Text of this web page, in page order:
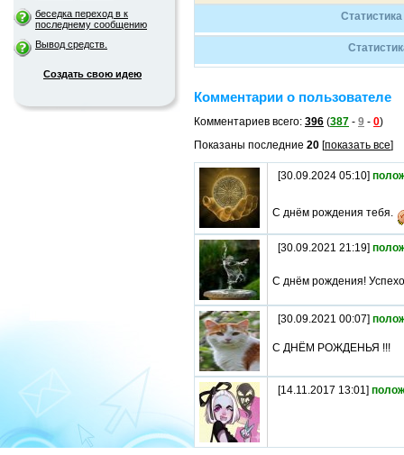
беседка переход в к
последнему сообщению
Вывод средств.
Создать свою идею
Комментарии о пользователе
Комментариев всего: 396 (387 - 9 - 0)
Показаны последние 20 [показать все]
[30.09.2024 05:10]
С днём рождения тебя.
[30.09.2021 21:19]
С днём рождения!
[30.09.2021 00:07]
С ДНЁМ РОЖДЕНЬЯ !!!
[14.11.2017 13:01]